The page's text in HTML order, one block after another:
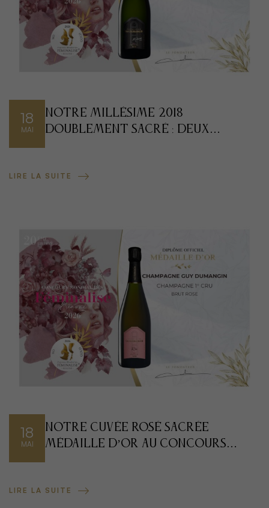
18
MAI
Notre Millésime 2018
Doublement Sacré : Deux
LIRE LA SUITE
18
MAI
Notre Cuvée Rosé Sacrée
Médaille d’Or au Concours
LIRE LA SUITE